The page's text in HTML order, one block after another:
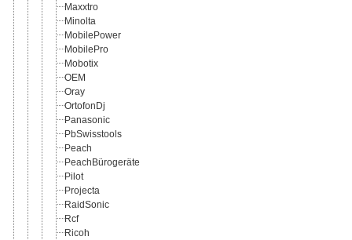
Maxxtro
Minolta
MobilePower
MobilePro
Mobotix
OEM
Oray
OrtofonDj
Panasonic
PbSwisstools
Peach
PeachBürogeräte
Pilot
Projecta
RaidSonic
Rcf
Ricoh